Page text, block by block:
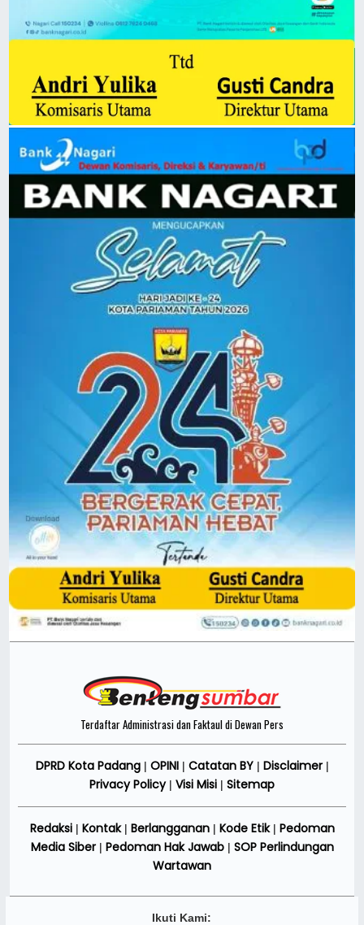
Terdaftar Administrasi dan Faktaul di Dewan Pers
DPRD Kota Padang| OPINI Catatan BY| Disclaimer|
Privacy Policy| Visi Misi Sitemap
Redaksi| Kontak| Berlangganan| Kode Etik| Pedoman
Media Siber| Pedoman Hak Jawab| SOP Perlindungan
Wartawan
Ikuti Kami: